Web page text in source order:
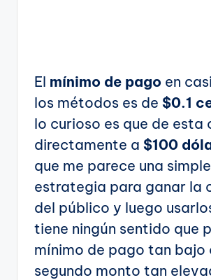
El mínimo de pago en
los métodos es de $0.1
lo curioso es que de esta
directamente a $100
que me parece una simple
estrategia para ganar la
del público y luego
tiene ningún sentido que
mínimo de pago tan bajo
segundo monto tan